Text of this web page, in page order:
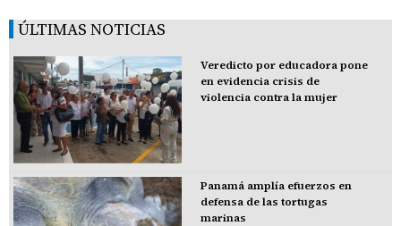
ÚLTIMAS NOTICIAS
Veredicto por educadora pone
en evidencia crisis de
violencia contra la mujer
Panamá amplía efuerzos en
defensa de las tortugas
marinas